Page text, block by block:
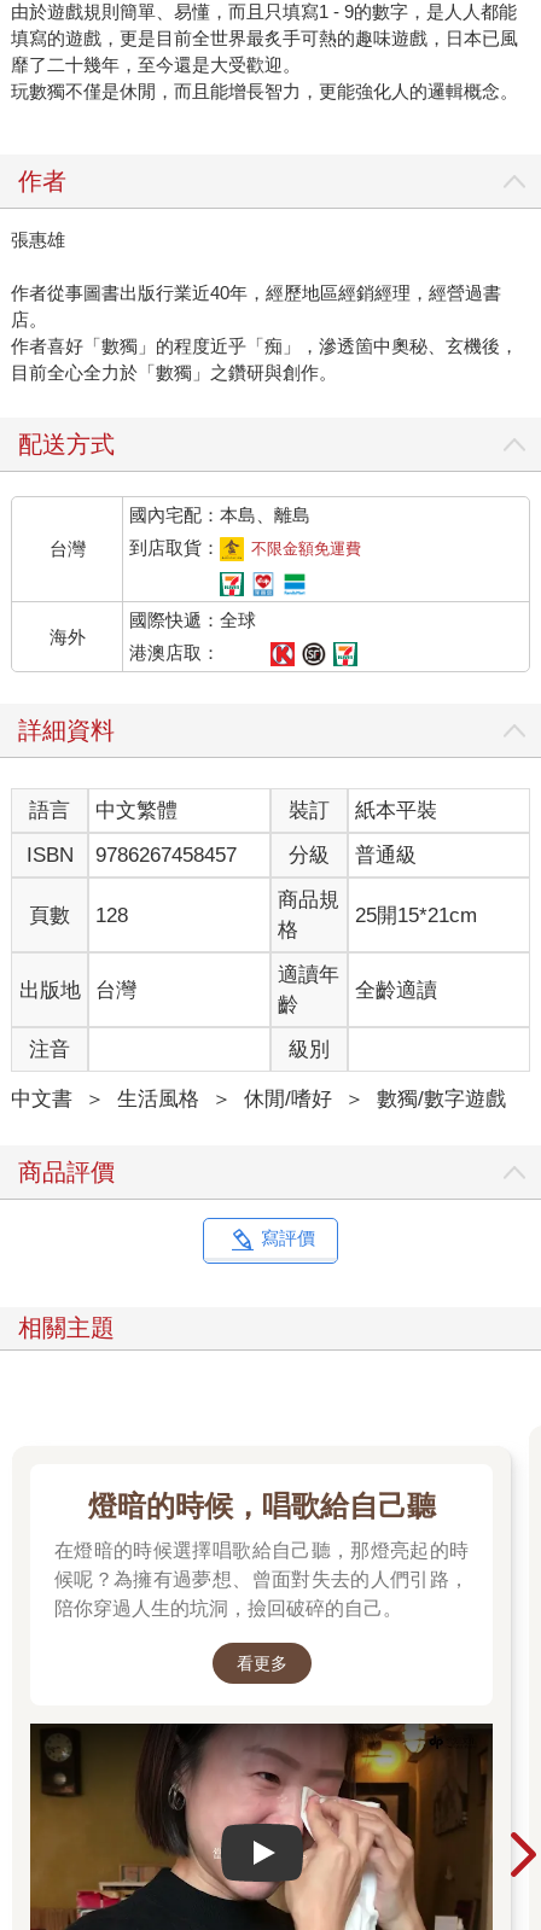
由於遊戲規則簡單、易懂，而且只填寫1 - 9的數字，是人人都能
填寫的遊戲，更是目前全世界最炙手可熱的趣味遊戲，日本已風
靡了二十幾年，至今還是大受歡迎。
玩數獨不僅是休閒，而且能增長智力，更能強化人的邏輯概念。
作者
張惠雄
作者從事圖書出版行業近40年，經歷地區經銷經理，經營過書
店。
作者喜好「數獨」的程度近乎「痴」，滲透箇中奧秘、玄機後，
目前全心全力於「數獨」之鑽研與創作。
配送方式
台灣
國內宅配：本島、離島
到店取貨：
不限金額免運費
海外
國際快遞：全球
港澳店取：
詳細資料
語言 中文繁體 裝訂
紙本平裝
ISBN
9786267458457 分級 普通級
頁數 128
商品規
格
25開15*21cm
出版地 台灣
適讀年
齡
全齡適讀
注音 級別
中文書 ＞ 生活風格 ＞ 休閒/嗜好 ＞ 數獨/數字遊戲
商品評價
寫評價
相關主題
燈暗的時候，唱歌給自己聽
在燈暗的時候選擇唱歌給自己聽，那燈亮起的時
候呢？為擁有過夢想、曾面對失去的人們引路，
陪你穿過人生的坑洞，撿回破碎的自己。
看更多
Play video